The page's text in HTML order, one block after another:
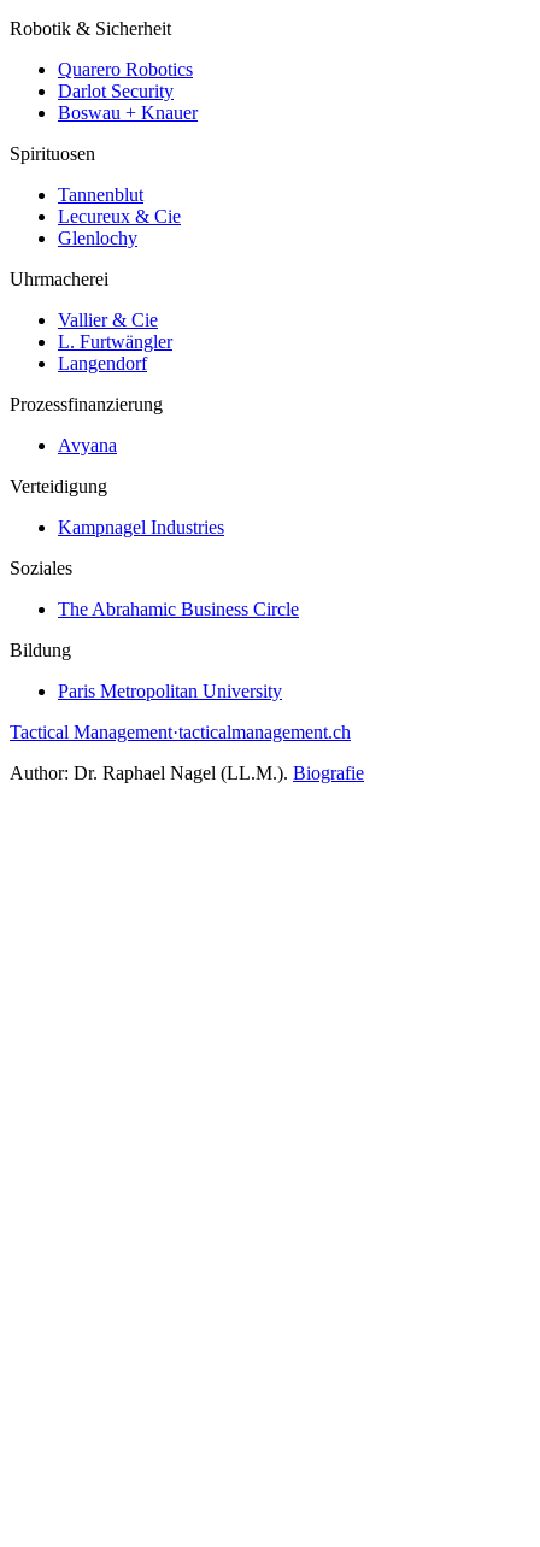
Robotik & Sicherheit
Quarero Robotics
Darlot Security
Boswau + Knauer
Spirituosen
Tannenblut
Lecureux & Cie
Glenlochy
Uhrmacherei
Vallier & Cie
L. Furtwängler
Langendorf
Prozessfinanzierung
Avyana
Verteidigung
Kampnagel Industries
Soziales
The Abrahamic Business Circle
Bildung
Paris Metropolitan University
Tactical Management·tacticalmanagement.ch
Author: Dr. Raphael Nagel (LL.M.). Biografie